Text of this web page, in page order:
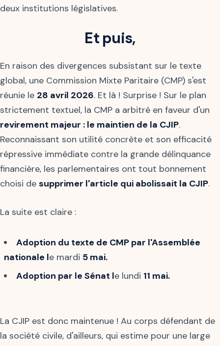
deux institutions législatives.
Et puis,
En raison des divergences subsistant sur le texte
global, une Commission Mixte Paritaire (CMP) s'est
réunie le 28 avril 2026. Et là ! Surprise ! Sur le plan
strictement textuel, la CMP a arbitré en faveur d'un
revirement majeur : le maintien de la CJIP.
Reconnaissant son utilité concrète et son efficacité
répressive immédiate contre la grande délinquance
financière, les parlementaires ont tout bonnement
choisi de supprimer l'article qui abolissait la CJIP.
La suite est claire :
Adoption du texte de CMP par l'Assemblée
nationale le mardi 5 mai.
Adoption par le Sénat le lundi 11 mai.
La CJIP est donc maintenue ! Au corps défendant de
la société civile, d'ailleurs, qui estime pour une large